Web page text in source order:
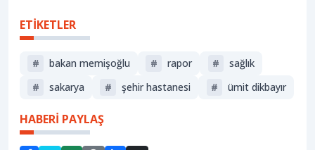
ETİKETLER
# bakan memişoğlu # rapor #
sağlık
#
sakarya # şehir hastanesi # ümit dikbayır
HABERİ PAYLAŞ